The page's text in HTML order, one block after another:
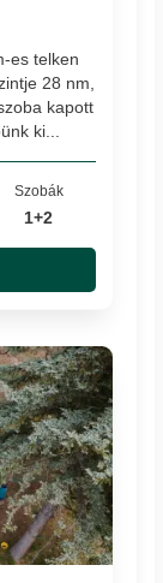
es telken
28 nm,
kapott
ki...
Szobák
1+2